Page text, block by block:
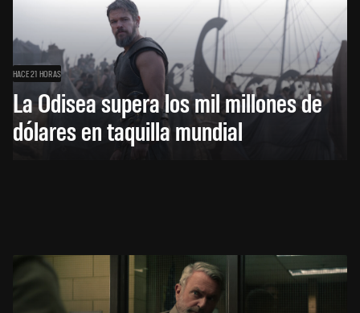
HACE 21 HORAS
La Odisea supera los mil millones de
dólares en taquilla mundial